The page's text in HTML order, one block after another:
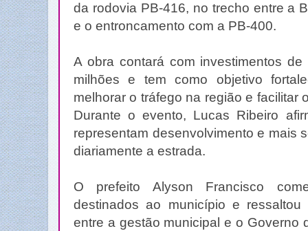
da rodovia PB-416, no trecho entre a
e o entroncamento com a PB-400.
A obra contará com investimentos
milhões e tem como objetivo
melhorar o tráfego na região e facilitar
Durante o evento, Lucas Ribeiro
representam desenvolvimento e mais
diariamente a estrada.
O prefeito Alyson Francisco
destinados ao município e
entre a gestão municipal e o Governo